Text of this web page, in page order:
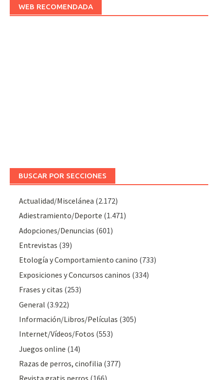
WEB RECOMENDADA
BUSCAR POR SECCIONES
Actualidad/Miscelánea (2.172)
Adiestramiento/Deporte (1.471)
Adopciones/Denuncias (601)
Entrevistas (39)
Etología y Comportamiento canino (733)
Exposiciones y Concursos caninos (334)
Frases y citas (253)
General (3.922)
Información/Libros/Películas (305)
Internet/Vídeos/Fotos (553)
Juegos online (14)
Razas de perros, cinofilia (377)